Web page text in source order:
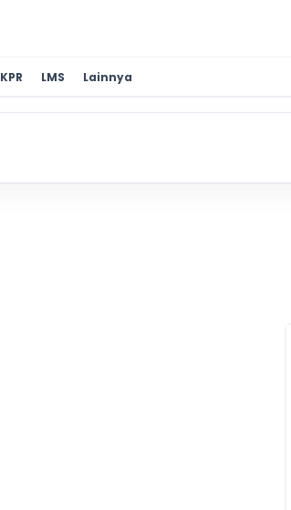
KPR LMS Lainnya